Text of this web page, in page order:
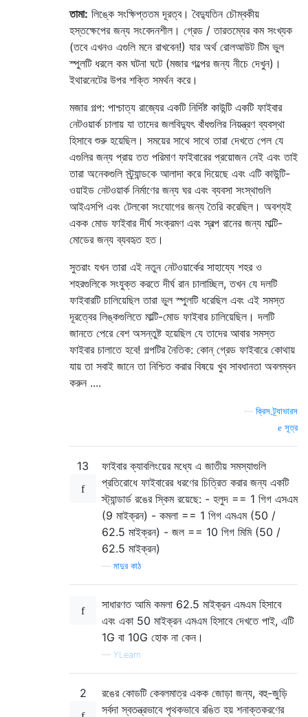
তামা: লিঙ্কে সংক্ষিপ্ততম দূরত্ব। বৈদ্যুতিন চৌম্বকীয়
হস্তক্ষেপের জন্য সংবেদনশীল। গ্রেড / তারতম্যের কম সংখ্যক
(তবে এখনও এগুলি মনে রাখবেন!) যার অর্থ রোলআউট টিম ভুল
স্পুলটি ধরলে কম ঘটনা ঘটে (মজার গল্পের জন্য নীচে দেখুন)।
ইথারনেটের উপর শক্তি সমর্থন করে।
মজার গল্প: পাশ্চাত্য রাজ্যের একটি নির্দিষ্ট কাউন্টি একটি ফাইবার
নেটওয়ার্ক চালায় যা তাদের জলবিদ্যুৎ বাঁধগুলির নিয়ন্ত্রণ ব্যবস্থা
হিসাবে শুরু হয়েছিল। সময়ের সাথে সাথে তারা দেখতে পেল যে
এগুলির জন্য প্রায় তত পরিমাণ ফাইবারের প্রয়োজন নেই এবং তাই
তারা অনেকগুলি স্ট্র্যান্ডকে আলাদা করে দিয়েছে এবং এটি কাউন্টি-
ওয়াইড নেটওয়ার্ক নির্মাণের জন্য ঘর এবং ব্যবসা সংস্থাগুলি
আইএসপি এবং টেলকো সংযোগের জন্য তৈরি করেছিল। অবশ্যই
একক মোড ফাইবার দীর্ঘ সংক্রমণ এবং স্বল্প রানের জন্য মাল্টি-
মোডের জন্য ব্যবহৃত হত।
সুতরাং যখন তারা এই নতুন নেটওয়ার্কের সাহায্যে শহর ও
শহরগুলিকে সংযুক্ত করতে দীর্ঘ রান চালাচ্ছিল, তখন যে দলটি
ফাইবারটি চালিয়েছিল তারা ভুল স্পুলটি ধরেছিল এবং এই সমস্ত
দূরত্বের লিঙ্কগুলিতে মাল্টি-মোড ফাইবার চালিয়েছিল। দলটি
জানতে পেরে বেশ অসন্তুষ্ট হয়েছিল যে তাদের আবার সমস্ত
ফাইবার চালাতে হবে! গল্পটির নৈতিক: কোন্ গ্রেড ফাইবারে কোথায়
যায় তা সবাই জানে তা নিশ্চিত করার বিষয়ে খুব সাবধানতা অবলম্বন
করুন ....
ক্রিস ট্র্যাভারস
সূত্র
13
ফাইবার ক্যাবলিংয়ের মধ্যে এ জাতীয় সমস্যাগুলি
প্রতিরোধে ফাইবারের ধরণের চিত্রিত করার জন্য একটি
স্ট্যান্ডার্ড রঙের স্কিম রয়েছে: - হলুদ == 1 গিগ এসএম
(9 মাইক্রন) - কমলা == 1 গিগ এমএম (50 /
62.5 মাইক্রন) - জল == 10 গিগ মিমি (50 /
62.5 মাইক্রন)
মাদুর কাঠ
সাধারণত আমি কমলা 62.5 মাইক্রন এমএম হিসাবে
এবং একা 50 মাইক্রন এমএম হিসাবে দেখতে পাই, এটি
1G বা 10G হোক না কেন।
— YLearn
2
রঙের কোডটি কেবলমাত্র একক জোড়া জন্য, বহু-জুড়ি
সর্বদা স্বতন্ত্রভাবে পৃথকভাবে রঙিত হয় শনাক্তকরণের